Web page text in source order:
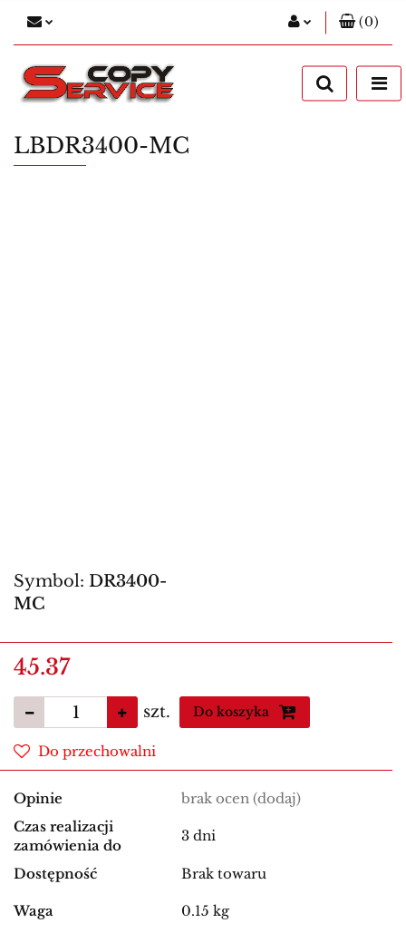
Zaloguj się
Zarejestruj się
(0)
LBDR3400-MC
Symbol: DR3400-
MC
45.37
szt. Do koszyka
Do przechowalni
Opinie brak ocen (dodaj)
Czas realizacji
zamówienia do
3 dni
Dostępność Brak towaru
Waga 0.15 kg